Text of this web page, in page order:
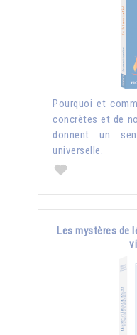
Pourquoi et
concrètes et de
donnent un
universelle.
Les mystères de